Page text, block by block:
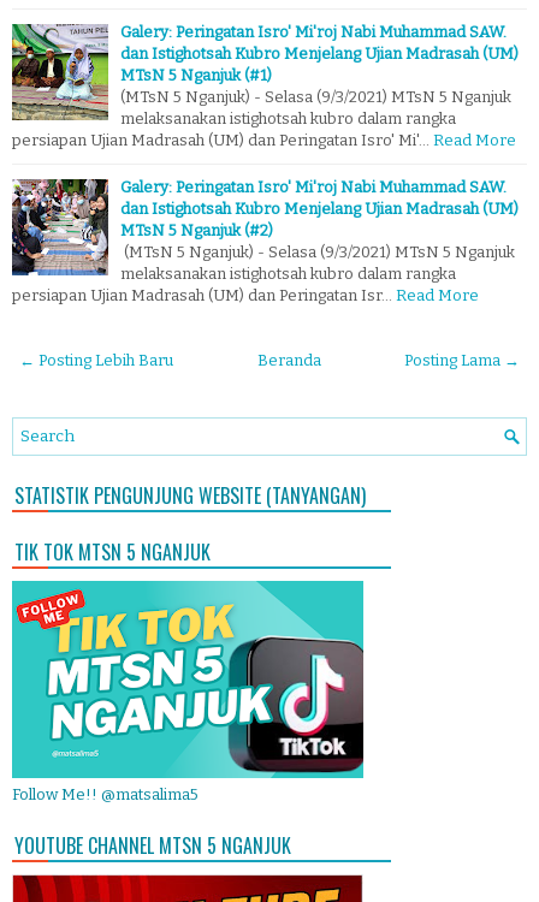
Galery: Peringatan Isro' Mi'roj Nabi Muhammad SAW.
dan Istighotsah Kubro Menjelang Ujian Madrasah (UM)
MTsN 5 Nganjuk (#1)
(MTsN 5 Nganjuk) - Selasa (9/3/2021) MTsN 5 Nganjuk
melaksanakan istighotsah kubro dalam rangka
persiapan Ujian Madrasah (UM) dan Peringatan Isro' Mi'… Read More
Galery: Peringatan Isro' Mi'roj Nabi Muhammad SAW.
dan Istighotsah Kubro Menjelang Ujian Madrasah (UM)
MTsN 5 Nganjuk (#2)
(MTsN 5 Nganjuk) - Selasa (9/3/2021) MTsN 5 Nganjuk
melaksanakan istighotsah kubro dalam rangka
persiapan Ujian Madrasah (UM) dan Peringatan Isr… Read More
← Posting Lebih Baru Posting Lama →
Beranda
STATISTIK PENGUNJUNG WEBSITE (TANYANGAN)
TIK TOK MTSN 5 NGANJUK
Follow Me!! @matsalima5
YOUTUBE CHANNEL MTSN 5 NGANJUK